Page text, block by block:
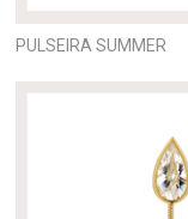
PULSEIRA SUMMER